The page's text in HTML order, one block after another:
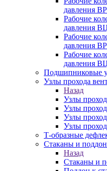
давления
Рабочие
давления
Рабочие
давления
Рабочие
давления
Подшипниковые
Узлы прохода
Назад
Узлы
Узлы
Узлы
Узлы
Т-образные
Стаканы и
Назад
Стаканы и